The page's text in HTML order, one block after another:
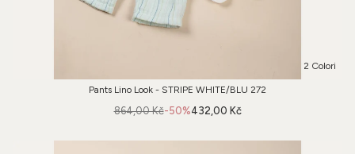
2 Colori
Pants Lino Look - STRIPE WHITE/BLU 272
-50%
864,00 Kč 432,00 Kč